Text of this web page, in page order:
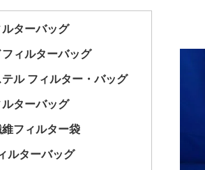
ターバッグ
ィルターバッグ
ル フィルター・バッグ
ターバッグ
フィルター袋
ルターバッグ